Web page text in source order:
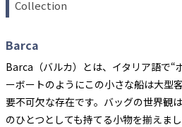
カラー
Collection
Barca
Barca（バルカ）とは、イタリア語で“
ーボートのようにこの小さな船は大型
要不可欠な存在です。バッグの世界観
のひとつとしても持てる小物を揃えま